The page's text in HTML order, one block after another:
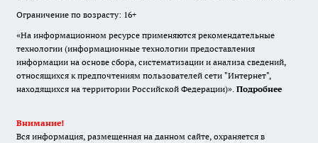
Ограничение по возрасту: 16+
«На информационном ресурсе применяются рекомендательные
технологии (информационные технологии предоставления
информации на основе сбора, систематизации и анализа сведений,
относящихся к предпочтениям пользователей сети "Интернет",
находящихся на территории Российской Федерации)». Подробнее
Внимание!
Вся информация, размещенная на данном сайте, охраняется в